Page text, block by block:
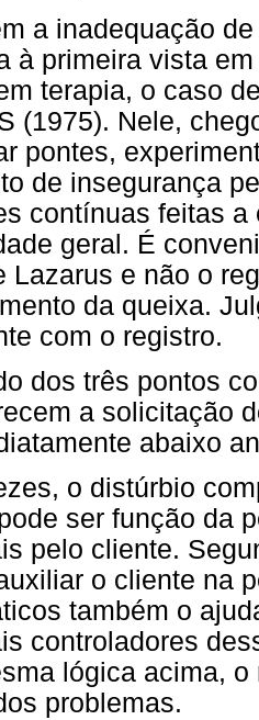
a inadequação
à primeira vista
terapia, o caso
(1975). Nele,
pontes,
de insegurança
contínuas feitas
geral. É
Lazarus e não o
da queixa.
com o registro.
dos três pontos
a solicitação
abaixo
o distúrbio
ser função da
pelo cliente.
o cliente na
também o
controladores
lógica acima,
problemas.